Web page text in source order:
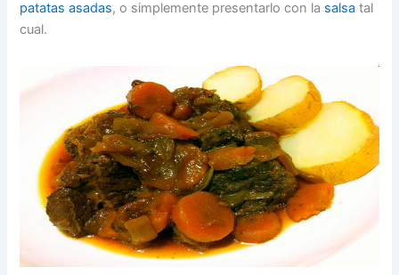
patatas asadas, o simplemente presentarlo con la salsa tal
cual.